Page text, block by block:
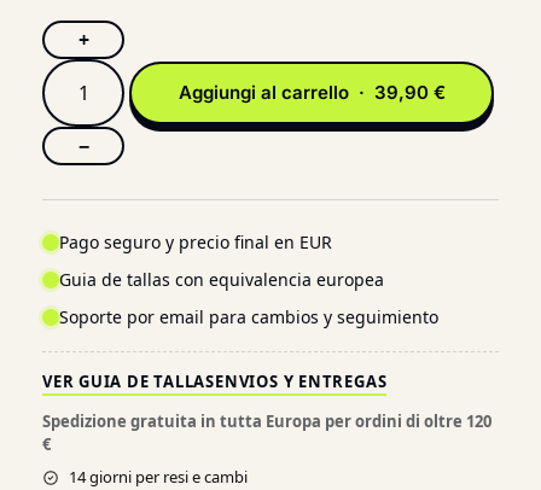
+
−
Aggiungi al carrello · 39,90 €
Pago seguro y precio final en EUR
Guia de tallas con equivalencia europea
Soporte por email para cambios y seguimiento
VER GUIA DE TALLASENVIOS Y ENTREGAS
Spedizione gratuita in tutta Europa per ordini di oltre 120
€
14 giorni per resi e cambi